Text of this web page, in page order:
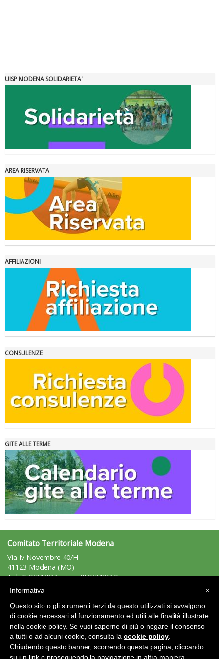
Tiziano Pesce a Radio InBlu2000 traccia il bilancio della stagione
Ddl Lobby, Uisp: “Il Parlamento valorizzi le nostre specificità"
Tiziano Pesce nel Cda di Fondazione Terzjus: prima riunione a
Roma
UISP MODENA SOLIDARIETA'
AREA RISERVATA
AFFILIAZIONI
CONSULENZE
GITE ALLE TERME
Comitato Territoriale Modena
Via Iv Novembre 40/H
41123 Modena (MO)
Tel: 059/348811 - Fax: 059/348810
e-mail:modena@uisp.it
P.Iva: 02231330362
Area Riservata 2.0
×
Informativa
Questo sito o gli strumenti terzi da questo utilizzati si avvalgono
di cookie necessari al funzionamento ed utili alle finalità illustrate
nella cookie policy. Se vuoi saperne di più o negare il consenso
a tutti o ad alcuni cookie, consulta la cookie policy
Chiudendo questo banner, scorrendo questa pagina, cliccando
su un link o proseguendo la navigazione in altra maniera,